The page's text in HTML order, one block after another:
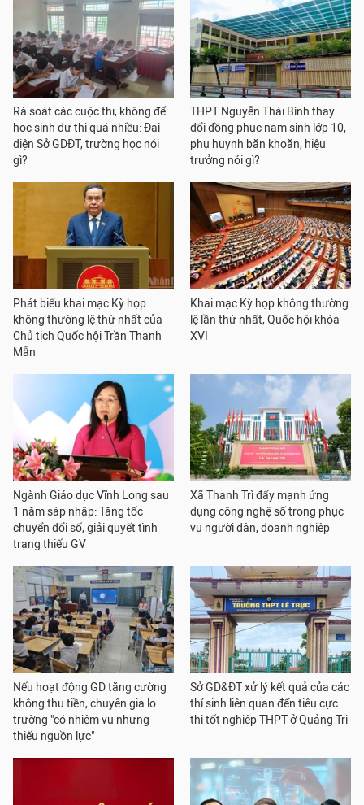
Rà soát các cuộc thi, không để
học sinh dự thi quá nhiều: Đại
diện Sở GDĐT, trường học nói
gì?
THPT Nguyễn Thái Bình thay
đổi đồng phục nam sinh lớp 10,
phụ huynh băn khoăn, hiệu
trưởng nói gì?
Phát biểu khai mạc Kỳ họp
không thường lệ thứ nhất của
Chủ tịch Quốc hội Trần Thanh
Mẫn
Khai mạc Kỳ họp không thường
lệ lần thứ nhất, Quốc hội khóa
XVI
Ngành Giáo dục Vĩnh Long sau
1 năm sáp nhập: Tăng tốc
chuyển đổi số, giải quyết tình
trạng thiếu GV
Xã Thanh Trì đẩy mạnh ứng
dụng công nghệ số trong phục
vụ người dân, doanh nghiệp
Nếu hoạt động GD tăng cường
không thu tiền, chuyên gia lo
trường "có nhiệm vụ nhưng
thiếu nguồn lực"
Sở GD&ĐT xử lý kết quả của các
thí sinh liên quan đến tiêu cực
thi tốt nghiệp THPT ở Quảng Trị